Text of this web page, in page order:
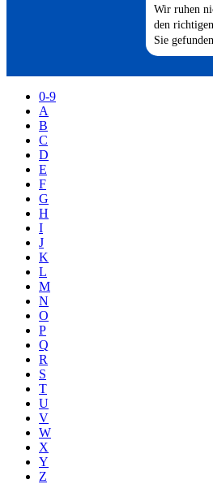
Wir ruhen
den richtigen
Sie
0-9
A
B
C
D
E
F
G
H
I
J
K
L
M
N
O
P
Q
R
S
T
U
V
W
X
Y
Z